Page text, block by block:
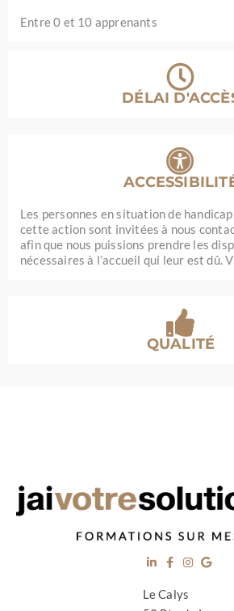
Entre 0 et 10 apprenants
DÉLAI
Les personnes en situation de
cette action sont invitées à nous
afin que nous puissions prendre les
nécessaires à l’accueil qui leur est dû.
QUALITÉ
Le Calys